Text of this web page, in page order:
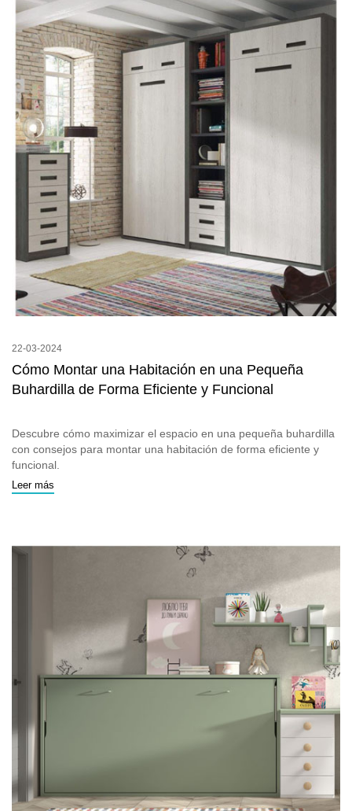
22-03-2024
Cómo Montar una Habitación en una Pequeña
Buhardilla de Forma Eficiente y Funcional
Descubre cómo maximizar el espacio en una pequeña buhardilla
con consejos para montar una habitación de forma eficiente y
funcional.
Leer más